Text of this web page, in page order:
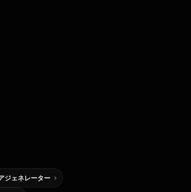
ジェネレーター